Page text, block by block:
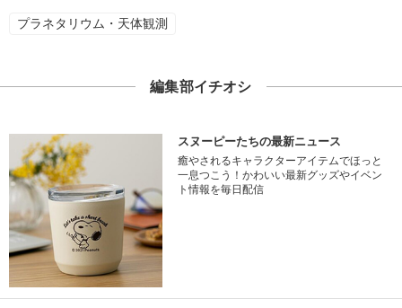
プラネタリウム・天体観測
編集部イチオシ
スヌーピーたちの最新ニュース
癒やされるキャラクターアイテムでほっと
一息つこう！かわいい最新グッズやイベン
ト情報を毎日配信